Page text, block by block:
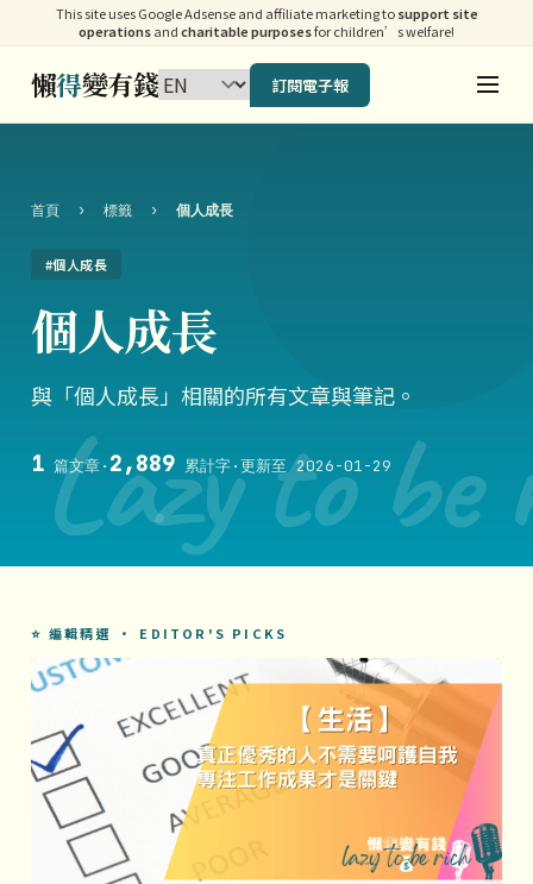
This site uses Google Adsense and affiliate marketing tosupport site
operationsandcharitable purposesfor children’s welfare!
懶得變有錢 訂閱電子報
Lazy to be
首頁 › 標籤 › 個人成長
#個人成長
個人成長
與「個人成長」相關的所有文章與筆記。
1篇文章· 2,889累計字·更新至 2026-01-29
⭐ 編輯精選 · EDITOR'S PICKS